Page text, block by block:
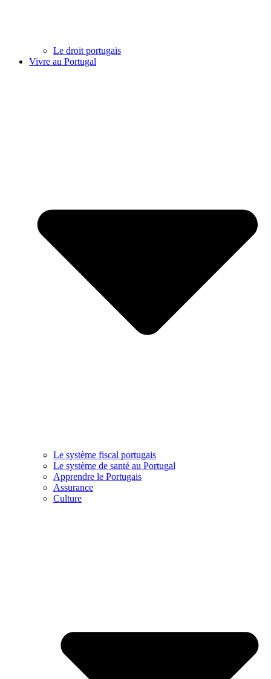
Le droit portugais
Vivre au Portugal
Le système fiscal portugais
Le système de santé au Portugal
Apprendre le Portugais
Assurance
Culture